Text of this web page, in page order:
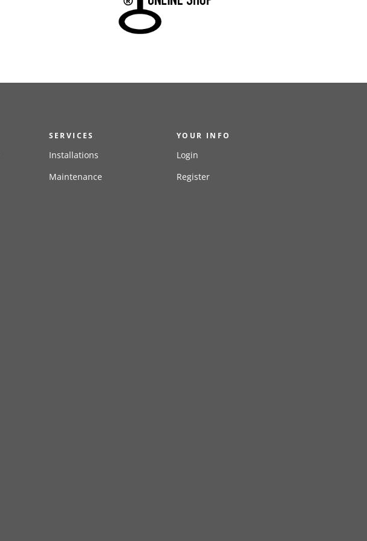
SERVICES
Installations
Maintenance
YOUR INFO
Login
Register